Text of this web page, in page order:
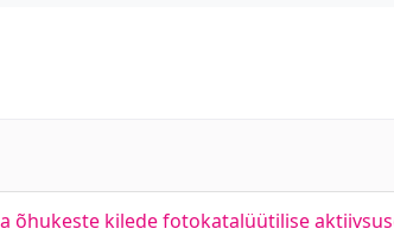
õhukeste kilede fotokatalüütilise